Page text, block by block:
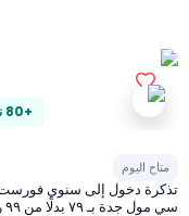
اليوم
دخول إلى سنوي فورست رد
سي مول جدة بـ ٧٩ بدلًا من ٩٩ ريال